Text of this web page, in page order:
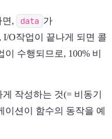
면, data 가
O작업이 끝나게 되면 콜
수행되므로, 100% 비
작성하는 것(= 비동기
션이 함수의 동작을 예